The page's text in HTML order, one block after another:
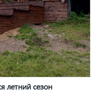
летний сезон